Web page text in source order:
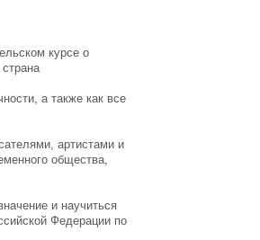
курсе о
а также как все
артистами и
общества,
и научиться
Федерации по